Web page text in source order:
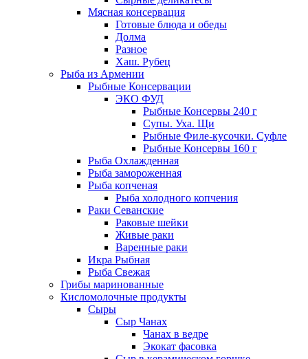
Мясная консервация
Готовые блюда и обеды
Долма
Разное
Хаш. Рубец
Рыба из Армении
Рыбные Консервации
ЭКО ФУД
Рыбные Консервы 240 г
Супы. Уха. Щи
Рыбные Филе-кусочки. Суфле
Рыбные Консервы 160 г
Рыба Охлажденная
Рыба замороженная
Рыба копченая
Рыба холодного копчения
Раки Севанские
Раковые шейки
Живые раки
Варенные раки
Икра Рыбная
Рыба Свежая
Грибы маринованные
Кисломолочные продукты
Сыры
Сыр Чанах
Чанах в ведре
Экокат фасовка